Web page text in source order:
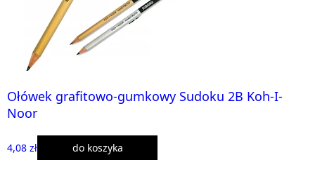
Ołówek grafitowo-gumkowy Sudoku 2B Koh-I-
Noor
4,08 zł do koszyka